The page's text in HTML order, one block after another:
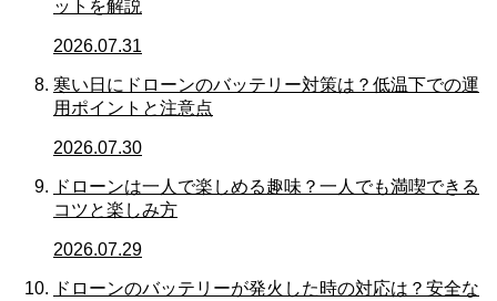
ットを解説
2026.07.31
寒い日にドローンのバッテリー対策は？低温下での運
用ポイントと注意点
2026.07.30
ドローンは一人で楽しめる趣味？一人でも満喫できる
コツと楽しみ方
2026.07.29
ドローンのバッテリーが発火した時の対応は？安全な